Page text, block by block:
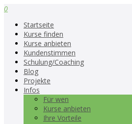
0
Startseite
Kurse finden
Kurse anbieten
Kundenstimmen
Schulung/Coaching
Blog
Projekte
Infos
Für wen
Kurse anbieten
Ihre Vorteile